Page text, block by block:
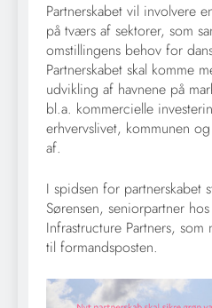
Partnerskabet vil involvere
på tværs af sektorer, som
omstillingens behov for
Partnerskabet skal komme
udvikling af havnene på
bl.a. kommercielle
erhvervslivet, kommunen
af.
I spidsen for partnerskabet
Sørensen, seniorpartner
Infrastructure Partners,
til formandsposten.